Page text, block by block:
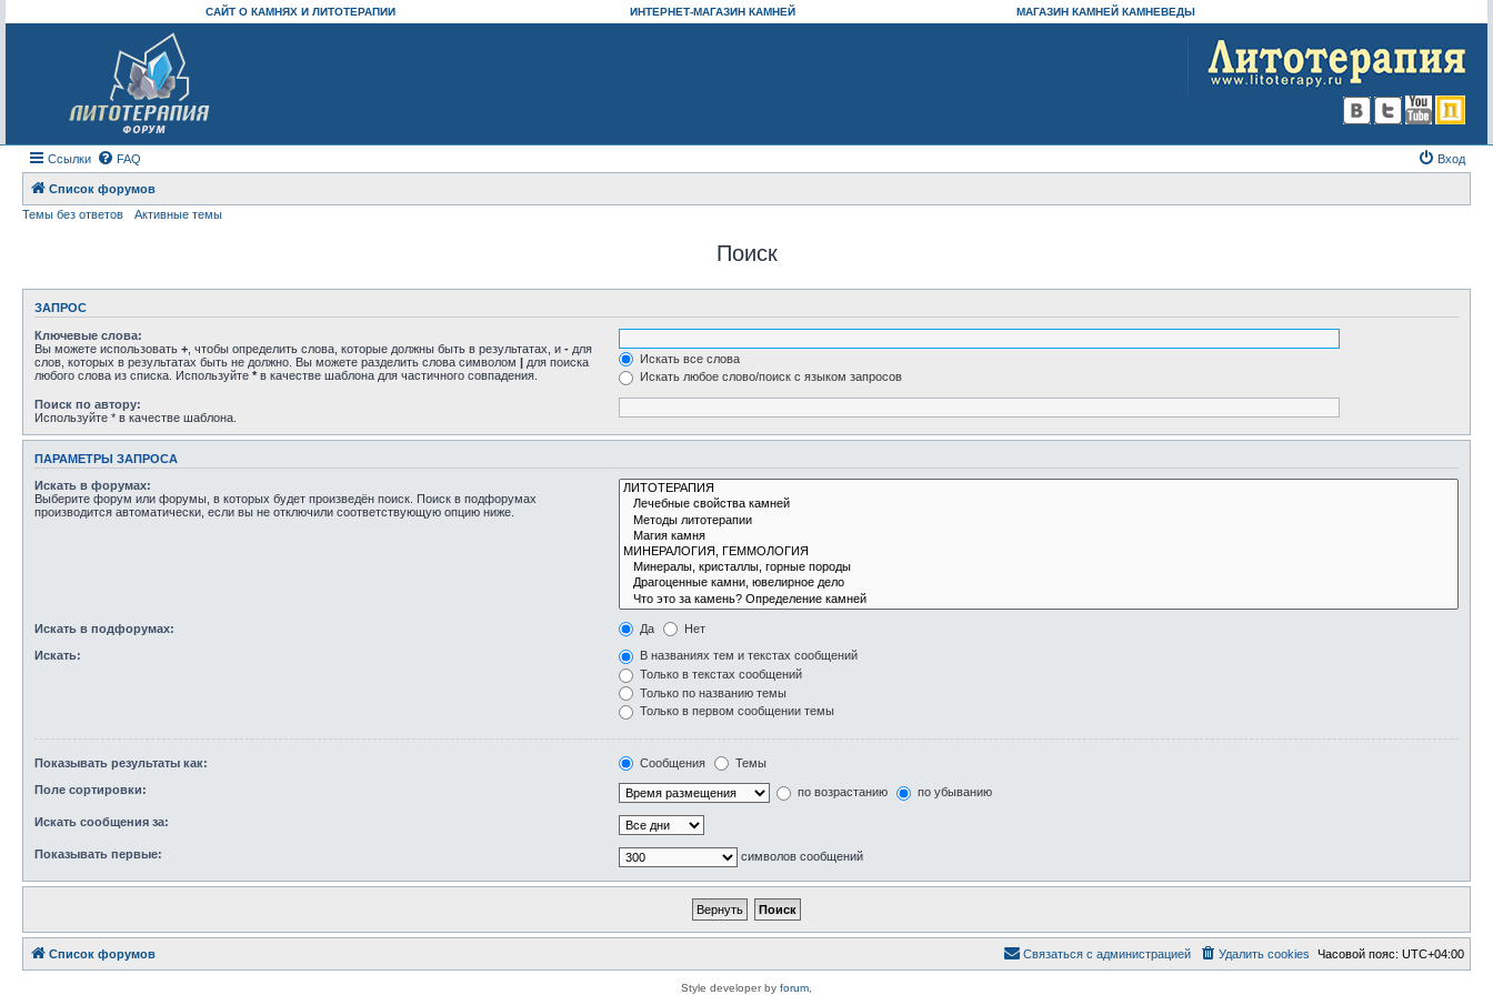
САЙТ О КАМНЯХ И ЛИТОТЕРАПИИ ИНТЕРНЕТ-МАГАЗИН КАМНЕЙ МАГАЗИН КАМНЕЙ КАМНЕВЕДЫ
Ссылки FAQ Вход
Список форумов
Темы без ответов
Активные темы
Поиск
ЗАПРОС
Ключевые слова:
Вы можете использовать + , чтобы определить слова, которые должны быть в результатах, и - для
слов, которых в результатах быть не должно. Вы можете разделить слова символом | для поиска
любого слова из списка. Используйте * в качестве шаблона для частичного совпадения.
Искать все слова
Искать любое слово/поиск с языком запросов
Поиск по автору:
Используйте * в качестве шаблона.
ПАРАМЕТРЫ ЗАПРОСА
Искать в форумах:
Выберите форум или форумы, в которых будет произведён поиск. Поиск в подфорумах
производится автоматически, если вы не отключили соответствующую опцию ниже.
Искать в подфорумах: Да Нет
Искать:
В названиях тем и текстах сообщений
Только в текстах сообщений
Только по названию темы
Только в первом сообщении темы
Показывать результаты как: Сообщения Темы
Поле сортировки: по возрастанию по убыванию
Искать сообщения за:
Показывать первые: символов сообщений
Список форумов Часовой пояс: UTC+04:00
Удалить cookies
Связаться с администрацией
Style developer by forum,